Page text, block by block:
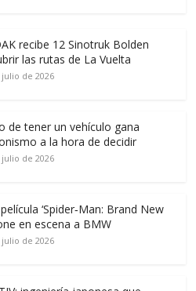
recibe 12 Sinotruk Bolden
las rutas de La Vuelta
julio de 2026
de tener un vehículo gana
a la hora de decidir
julio de 2026
‘Spider‑Man: Brand New
en escena a BMW
julio de 2026